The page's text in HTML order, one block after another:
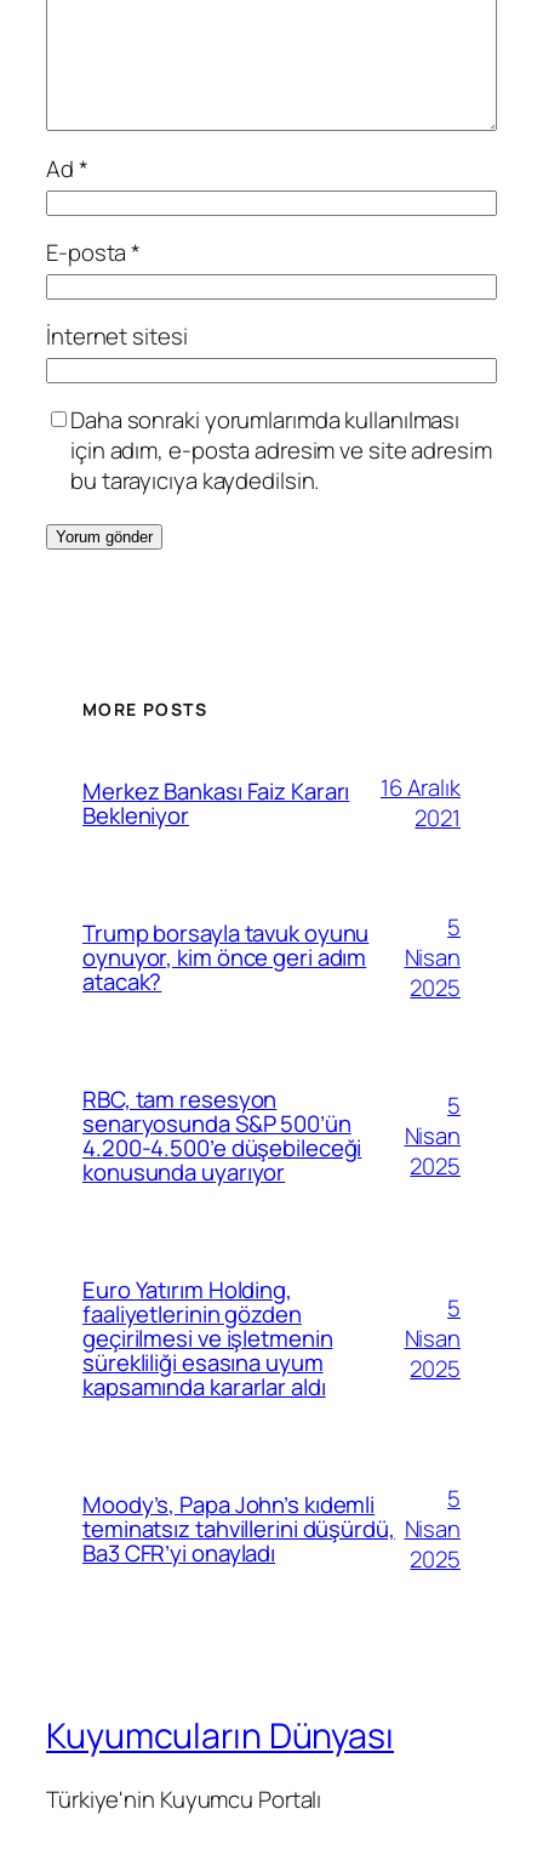
Ad*
E-posta*
İnternet sitesi
Daha sonraki yorumlarımda kullanılması
için adım, e-posta adresim ve site adresim
bu tarayıcıya kaydedilsin.
MORE POSTS
Merkez Bankası Faiz Kararı
Bekleniyor
16 Aralık
2021
Trump borsayla tavuk oyunu
oynuyor, kim önce geri adım
atacak?
5
Nisan
2025
RBC, tam resesyon
senaryosunda S&P 500’ün
4.200-4.500’e düşebileceği
konusunda uyarıyor
5
Nisan
2025
Euro Yatırım Holding,
faaliyetlerinin gözden
geçirilmesi ve işletmenin
sürekliliği esasına uyum
kapsamında kararlar aldı
5
Nisan
2025
Moody’s, Papa John’s kıdemli
teminatsız tahvillerini düşürdü,
Ba3 CFR’yi onayladı
5
Nisan
2025
Kuyumcuların Dünyası
Türkiye'nin Kuyumcu Portalı